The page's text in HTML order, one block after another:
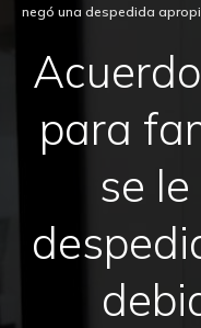
negó una despedida
para
se